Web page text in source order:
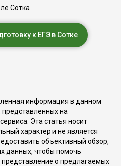
Сотка
к ЕГЭ в Сотке
информация в данном
представленных на
Эта статья носит
характер и не является
объективный обзор,
данных, чтобы помочь
о предлагаемых